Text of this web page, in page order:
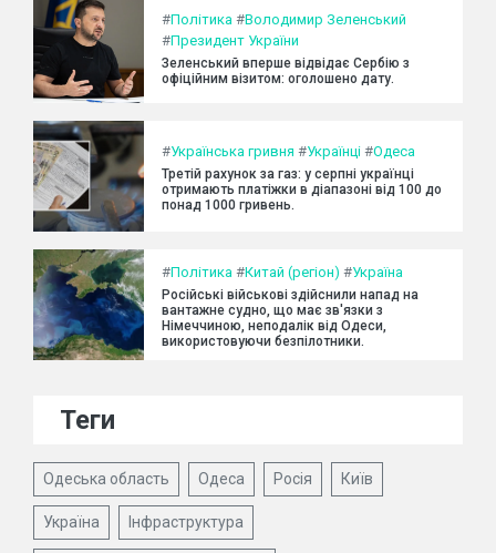
#Політика #Володимир Зеленський
#Президент України
Зеленський вперше відвідає Сербію з
офіційним візитом: оголошено дату.
#Українська гривня #Українці #Одеса
Третій рахунок за газ: у серпні українці
отримають платіжки в діапазоні від 100 до
понад 1000 гривень.
#Політика #Китай (регіон) #Україна
Російські військові здійснили напад на
вантажне судно, що має зв'язки з
Німеччиною, неподалік від Одеси,
використовуючи безпілотники.
Теги
Одеська область Одеса Росія Київ
Україна Інфраструктура